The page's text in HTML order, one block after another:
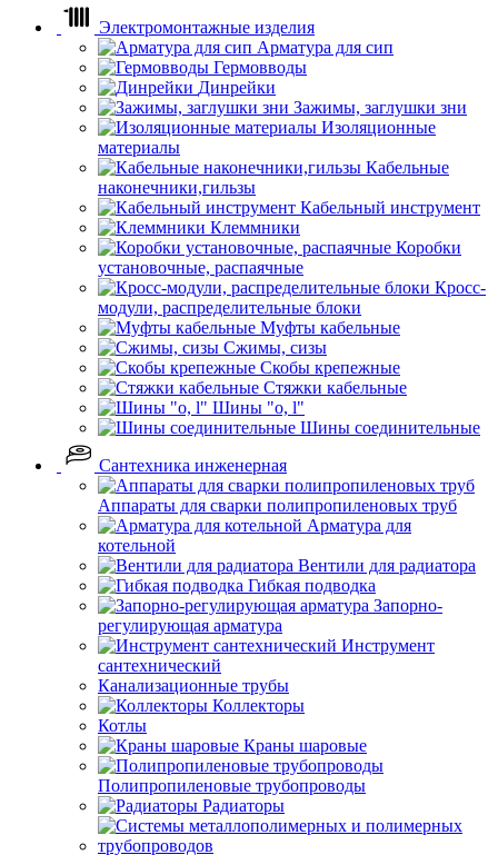
Электромонтажные изделия
Арматура для сип
Гермовводы
Динрейки
Зажимы, заглушки зни
Изоляционные
материалы
Кабельные
наконечники,гильзы
Кабельный инструмент
Клеммники
Коробки
установочные, распаячные
Кросс-
модули, распределительные блоки
Муфты кабельные
Сжимы, сизы
Скобы крепежные
Стяжки кабельные
Шины "o, l"
Шины соединительные
Сантехника инженерная
Аппараты для сварки полипропиленовых труб
Арматура для
котельной
Вентили для радиатора
Гибкая подводка
Запорно-
регулирующая арматура
Инструмент
сантехнический
Канализационные трубы
Коллекторы
Котлы
Краны шаровые
Полипропиленовые трубопроводы
Радиаторы